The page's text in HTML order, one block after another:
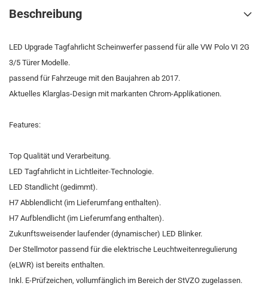
Beschreibung
LED Upgrade Tagfahrlicht Scheinwerfer passend für alle VW Polo VI 2G
3/5 Türer Modelle.
passend für Fahrzeuge mit den Baujahren ab 2017.
Aktuelles Klarglas-Design mit markanten Chrom-Applikationen.
Features:
Top Qualität und Verarbeitung.
LED Tagfahrlicht in Lichtleiter-Technologie.
LED Standlicht (gedimmt).
H7 Abblendlicht (im Lieferumfang enthalten).
H7 Aufblendlicht (im Lieferumfang enthalten).
Zukunftsweisender laufender (dynamischer) LED Blinker.
Der Stellmotor passend für die elektrische Leuchtweitenregulierung
(eLWR) ist bereits enthalten.
Inkl. E-Prüfzeichen, vollumfänglich im Bereich der StVZO zugelassen.